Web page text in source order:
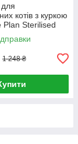
котів з куркою
Plan Sterilised
Chicken 1,5кг
1 248 ₴